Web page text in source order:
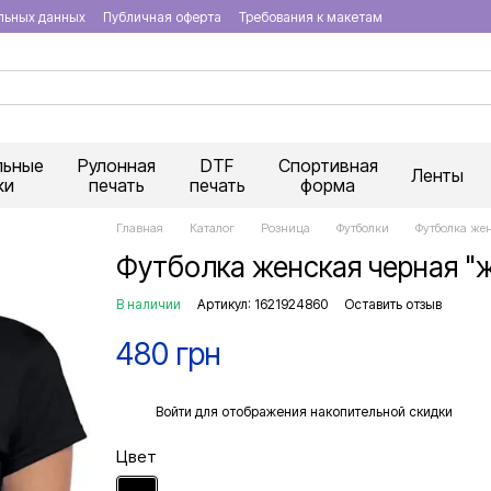
данных Публичная оферта Требования к макетам
Рулонная
печать
DTF
печать
Спортивная
форма
Ленты
Главная Каталог Розница Футболки Футболка
Футболка женская черная
В наличии Артикул: 1621924860 Оставить отзыв
480 грн
Войти для отображения накопительной скидки
Цвет